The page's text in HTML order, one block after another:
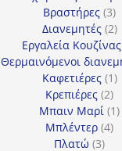
Βραστήρες 33
Διανεμητές 22
Εργαλεία Κουζίνας
Θερμαινόμενοι
Καφετιέρες 11
Κρεπιέρες 22
Μπαιν Μαρί 11
Μπλέντερ 44
Πλατώ 33